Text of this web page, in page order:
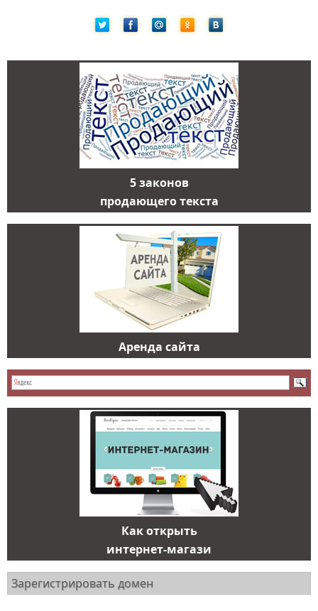
5 законов
продающего текста
Аренда сайта
Как открыть
интернет-магази
Зарегистрировать домен